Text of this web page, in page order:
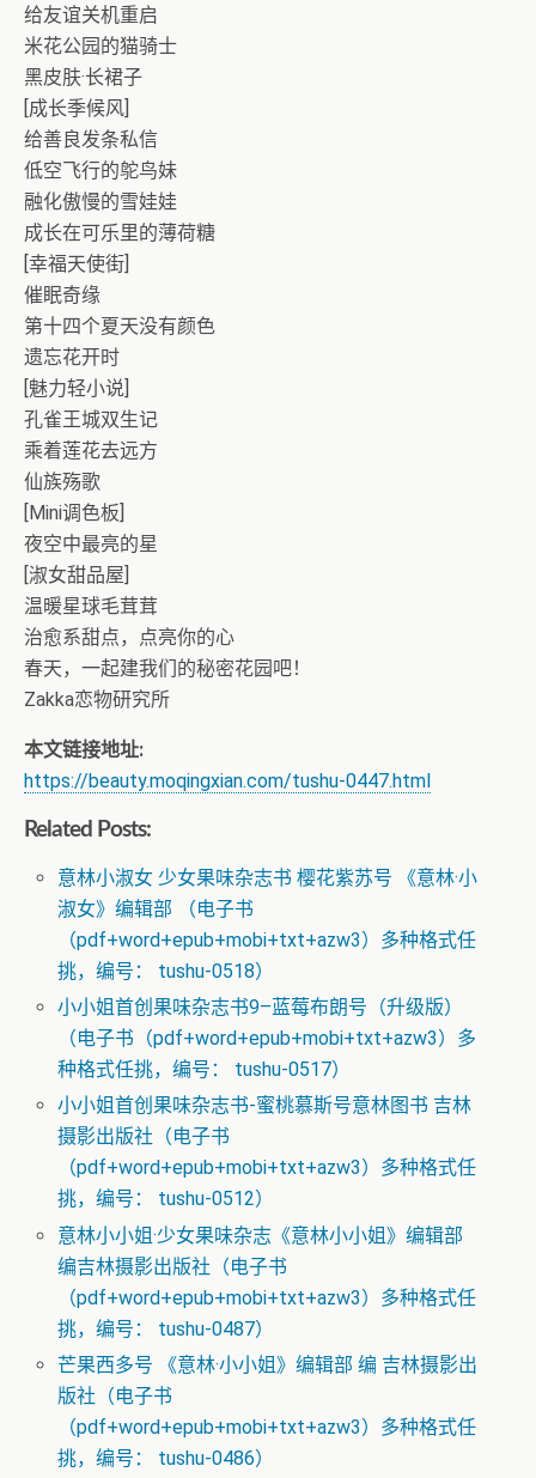
给友谊关机重启
米花公园的猫骑士
黑皮肤·长裙子
[成长季候风]
给善良发条私信
低空飞行的鸵鸟妹
融化傲慢的雪娃娃
成长在可乐里的薄荷糖
[幸福天使街]
催眠奇缘
第十四个夏天没有颜色
遗忘花开时
[魅力轻小说]
孔雀王城双生记
乘着莲花去远方
仙族殇歌
[Mini调色板]
夜空中最亮的星
[淑女甜品屋]
温暖星球毛茸茸
治愈系甜点，点亮你的心
春天，一起建我们的秘密花园吧！
Zakka恋物研究所
本文链接地址:
https://beauty.moqingxian.com/tushu-0447.html
Related Posts:
意林小淑女 少女果味杂志书 樱花紫苏号 《意林·小
淑女》编辑部 （电子书
（pdf+word+epub+mobi+txt+azw3）多种格式任
挑，编号： tushu-0518）
小小姐首创果味杂志书9–蓝莓布朗号（升级版）
（电子书（pdf+word+epub+mobi+txt+azw3）多
种格式任挑，编号： tushu-0517）
小小姐首创果味杂志书-蜜桃慕斯号意林图书 吉林
摄影出版社（电子书
（pdf+word+epub+mobi+txt+azw3）多种格式任
挑，编号： tushu-0512）
意林小小姐·少女果味杂志《意林小小姐》编辑部
编吉林摄影出版社（电子书
（pdf+word+epub+mobi+txt+azw3）多种格式任
挑，编号： tushu-0487）
芒果西多号 《意林·小小姐》编辑部 编 吉林摄影出
版社（电子书
（pdf+word+epub+mobi+txt+azw3）多种格式任
挑，编号： tushu-0486）